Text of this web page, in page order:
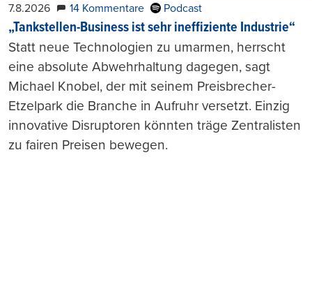
7.8.2026 14 Kommentare Podcast
„Tankstellen-Business ist sehr ineffiziente Industrie“
Statt neue Technologien zu umarmen, herrscht
eine absolute Abwehrhaltung dagegen, sagt
Michael Knobel, der mit seinem Preisbrecher-
Etzelpark die Branche in Aufruhr versetzt. Einzig
innovative Disruptoren könnten träge Zentralisten
zu fairen Preisen bewegen.